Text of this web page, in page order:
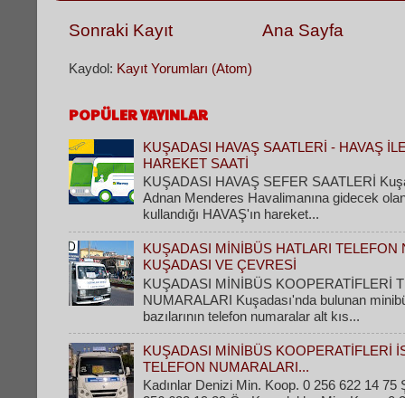
Sonraki Kayıt Ana Sayfa
Kaydol: Kayıt Yorumları (Atom)
POPÜLER YAYINLAR
KUŞADASI HAVAŞ SAATLERİ - HAVAŞ
HAREKET SAATİ
KUŞADASI HAVAŞ SEFER SAATLERİ
Adnan Menderes Havalimanına gidecek
kullandığı HAVAŞ'ın hareket...
KUŞADASI MİNİBÜS HATLARI TELEFON
KUŞADASI VE ÇEVRESİ
KUŞADASI MİNİBÜS KOOPERATİFLERİ
NUMARALARI Kuşadası'nda bulunan
bazılarının telefon numaralar alt kıs...
KUŞADASI MİNİBÜS KOOPERATİFLERİ
TELEFON NUMARALARI...
Kadınlar Denizi Min. Koop. 0 256 622 14 75